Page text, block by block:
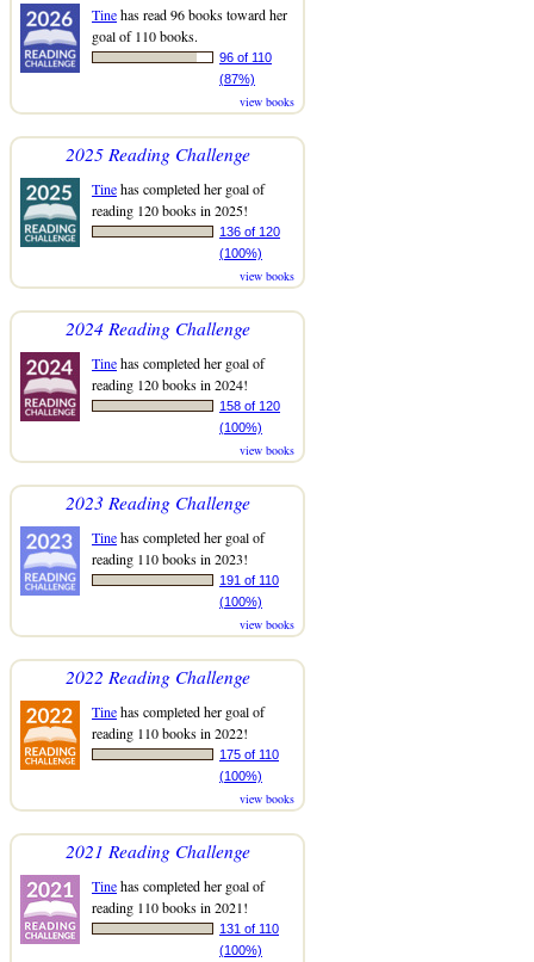
Tinehas read 96 books toward her
goal of 110 books.
96 of 110
(87%)
view books
2025 Reading Challenge
Tinehas completed her goal of
reading 120 books in 2025!
136 of 120
(100%)
view books
2024 Reading Challenge
Tinehas completed her goal of
reading 120 books in 2024!
158 of 120
(100%)
view books
2023 Reading Challenge
Tinehas completed her goal of
reading 110 books in 2023!
191 of 110
(100%)
view books
2022 Reading Challenge
Tinehas completed her goal of
reading 110 books in 2022!
175 of 110
(100%)
view books
2021 Reading Challenge
Tinehas completed her goal of
reading 110 books in 2021!
131 of 110
(100%)